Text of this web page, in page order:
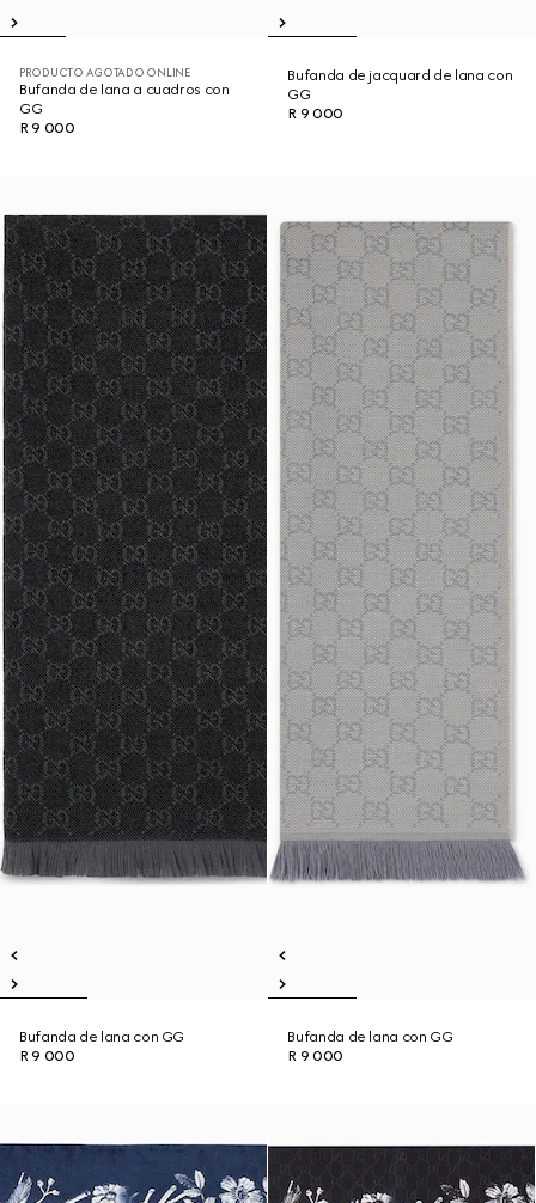
PRODUCTO AGOTADO ONLINE
Bufanda de lana a cuadros con
GG
R 9 000
Bufanda de jacquard de lana con
GG
R 9 000
Bufanda de lana con GG
R 9 000
Bufanda de lana con GG
R 9 000